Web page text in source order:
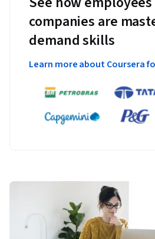
companies are
demand skills
Learn more about Coursera